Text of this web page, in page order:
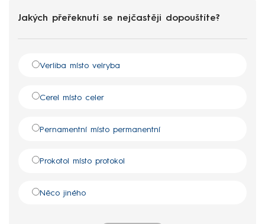
Jakých přeřeknutí se nejčastěji dopouštíte?
Verliba místo velryba
Cerel místo celer
Pernamentní místo permanentní
Prokotol místo protokol
Něco jiného